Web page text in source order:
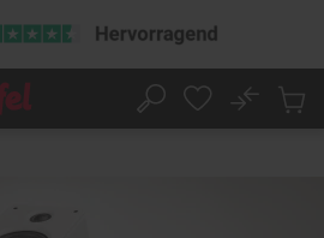
Suche
No